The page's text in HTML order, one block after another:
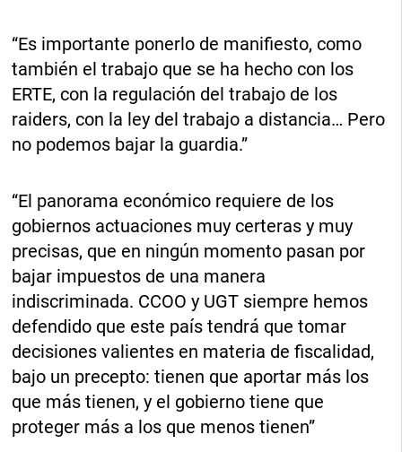
“Es importante ponerlo de manifiesto, como
también el trabajo que se ha hecho con los
ERTE, con la regulación del trabajo de los
raiders, con la ley del trabajo a distancia… Pero
no podemos bajar la guardia.”
“El panorama económico requiere de los
gobiernos actuaciones muy certeras y muy
precisas, que en ningún momento pasan por
bajar impuestos de una manera
indiscriminada. CCOO y UGT siempre hemos
defendido que este país tendrá que tomar
decisiones valientes en materia de fiscalidad,
bajo un precepto: tienen que aportar más los
que más tienen, y el gobierno tiene que
proteger más a los que menos tienen”